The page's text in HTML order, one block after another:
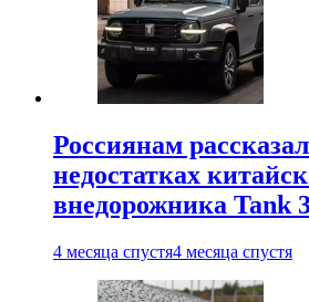
Россиянам
недостатках
внедорожника Tank
4 месяца спустя4 месяца спустя